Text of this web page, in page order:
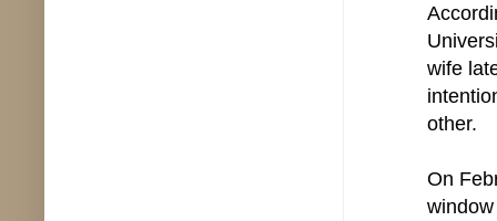
wife
other.
On